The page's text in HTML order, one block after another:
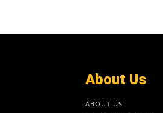
About Us
ABOUT US